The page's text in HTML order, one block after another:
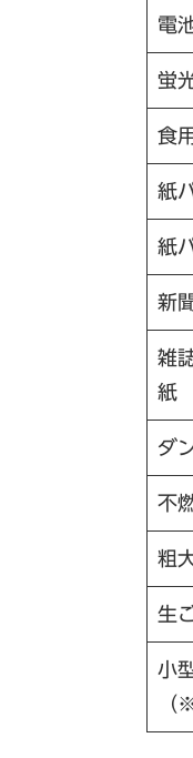
電
蛍
食
紙
紙
新
雑
紙
ダ
不
粗
生
小
（